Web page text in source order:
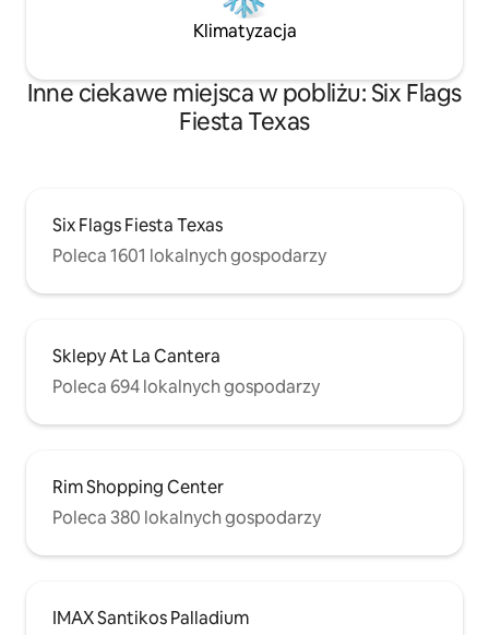
Klimatyzacja
Inne ciekawe miejsca w pobliżu: Six Flags
Fiesta Texas
Six Flags Fiesta Texas
Poleca 1601 lokalnych gospodarzy
Sklepy At La Cantera
Poleca 694 lokalnych gospodarzy
Rim Shopping Center
Poleca 380 lokalnych gospodarzy
IMAX Santikos Palladium